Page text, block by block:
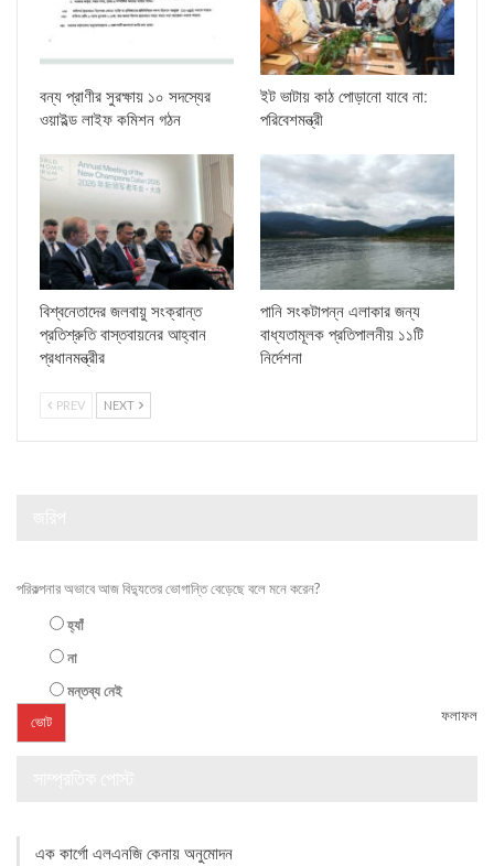
বন্য প্রাণীর সুরক্ষায় ১০ সদস্যের
ওয়াইল্ড লাইফ কমিশন গঠন
ইট ভাটায় কাঠ পোড়ানো যাবে না:
পরিবেশমন্ত্রী
বিশ্বনেতাদের জলবায়ু সংক্রান্ত
প্রতিশ্রুতি বাস্তবায়নের আহ্বান
প্রধানমন্ত্রীর
পানি সংকটাপন্ন এলাকার জন্য
বাধ্যতামূলক প্রতিপালনীয় ১১টি
নির্দেশনা
PREV NEXT
পরিকল্পনার অভাবে আজ বিদ্যুতের ভোগান্তি বেড়েছে বলে মনে করেন?
হ্যাঁ
না
মন্তব্য নেই
ফলাফল
এক কার্গো এলএনজি কেনায় অনুমোদন